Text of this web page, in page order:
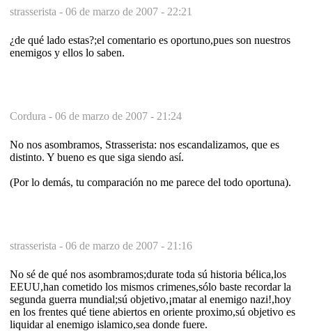
strasserista - 06 de marzo de 2007 - 22:21
¿de qué lado estas?;el comentario es oportuno,pues son nuestros
enemigos y ellos lo saben.
Cordura - 06 de marzo de 2007 - 21:24
No nos asombramos, Strasserista: nos escandalizamos, que es
distinto. Y bueno es que siga siendo así.
(Por lo demás, tu comparación no me parece del todo oportuna).
strasserista - 06 de marzo de 2007 - 21:16
No sé de qué nos asombramos;durate toda sú historia bélica,los
EEUU,han cometido los mismos crimenes,sólo baste recordar la
segunda guerra mundial;sú objetivo,¡matar al enemigo nazi!,hoy
en los frentes qué tiene abiertos en oriente proximo,sú objetivo es
liquidar al enemigo islamico,sea donde fuere.